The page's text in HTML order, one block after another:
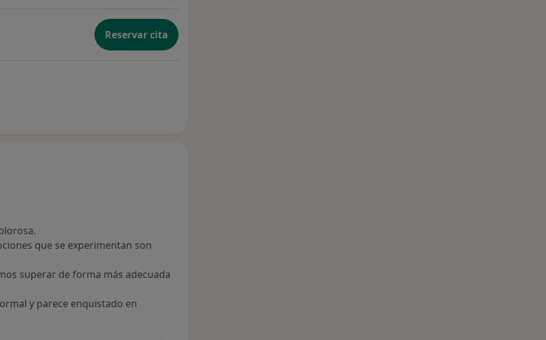
Reservar cita
que se experimentan son
superar de forma más adecuada
y parece enquistado en